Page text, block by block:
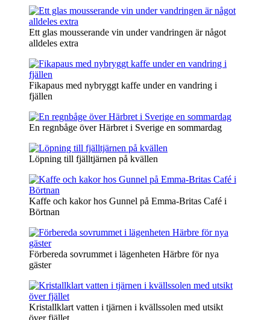
Ett glas mousserande vin under vandringen är något
alldeles extra
Fikapaus med nybryggt kaffe under en vandring i
fjällen
En regnbåge över Härbret i Sverige en sommardag
Löpning till fjälltjärnen på kvällen
Kaffe och kakor hos Gunnel på Emma-Britas Café i
Börtnan
Förbereda sovrummet i lägenheten Härbre för nya
gäster
Kristallklart vatten i tjärnen i kvällssolen med utsikt
över fjället